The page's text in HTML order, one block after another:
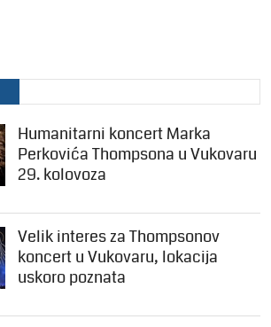
Humanitarni koncert Marka
Perkovića Thompsona u Vukovaru
29. kolovoza
Velik interes za Thompsonov
koncert u Vukovaru, lokacija
uskoro poznata